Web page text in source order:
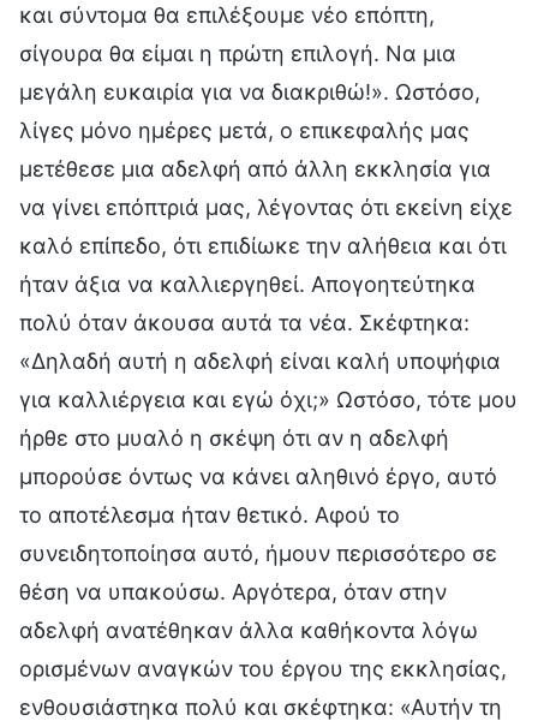
και σύντομα θα επιλέξουμε νέο επόπτη,
σίγουρα θα είμαι η πρώτη επιλογή. Να μια
μεγάλη ευκαιρία για να διακριθώ!». Ωστόσο,
λίγες μόνο ημέρες μετά, ο επικεφαλής μας
μετέθεσε μια αδελφή από άλλη εκκλησία για
να γίνει επόπτριά μας, λέγοντας ότι εκείνη είχε
καλό επίπεδο, ότι επιδίωκε την αλήθεια και ότι
ήταν άξια να καλλιεργηθεί. Απογοητεύτηκα
πολύ όταν άκουσα αυτά τα νέα. Σκέφτηκα:
«Δηλαδή αυτή η αδελφή είναι καλή υποψήφια
για καλλιέργεια και εγώ όχι;» Ωστόσο, τότε μου
ήρθε στο μυαλό η σκέψη ότι αν η αδελφή
μπορούσε όντως να κάνει αληθινό έργο, αυτό
το αποτέλεσμα ήταν θετικό. Αφού το
συνειδητοποίησα αυτό, ήμουν περισσότερο σε
θέση να υπακούσω. Αργότερα, όταν στην
αδελφή ανατέθηκαν άλλα καθήκοντα λόγω
ορισμένων αναγκών του έργου της εκκλησίας,
ενθουσιάστηκα πολύ και σκέφτηκα: «Αυτήν τη